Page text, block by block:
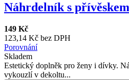
Náhrdelník s
149 Kč
123,14 Kč bez DPH
Porovnání
Skladem
Estetický doplněk pro ženy i dívky.
vykouzlí v dekoltu...